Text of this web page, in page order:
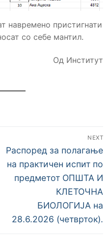
навремено пристигнати
со себе мантил.
Од Институт
NEXT
Next
post:
Распоред за полагање
на практичен испит по
предметот ОПШТА И
КЛЕТОЧНА
БИОЛОГИЈА на
28.6.2026 (четврток).